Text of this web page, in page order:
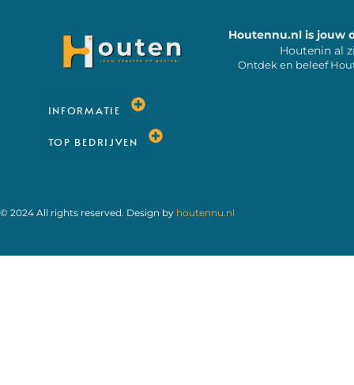
Houtennu.nl is jouw
Houtenin al
Ontdek en beleef
INFORMATIE
TOP BEDRIJVEN
© 2024 All rights reserved. Design by houtennu.nl